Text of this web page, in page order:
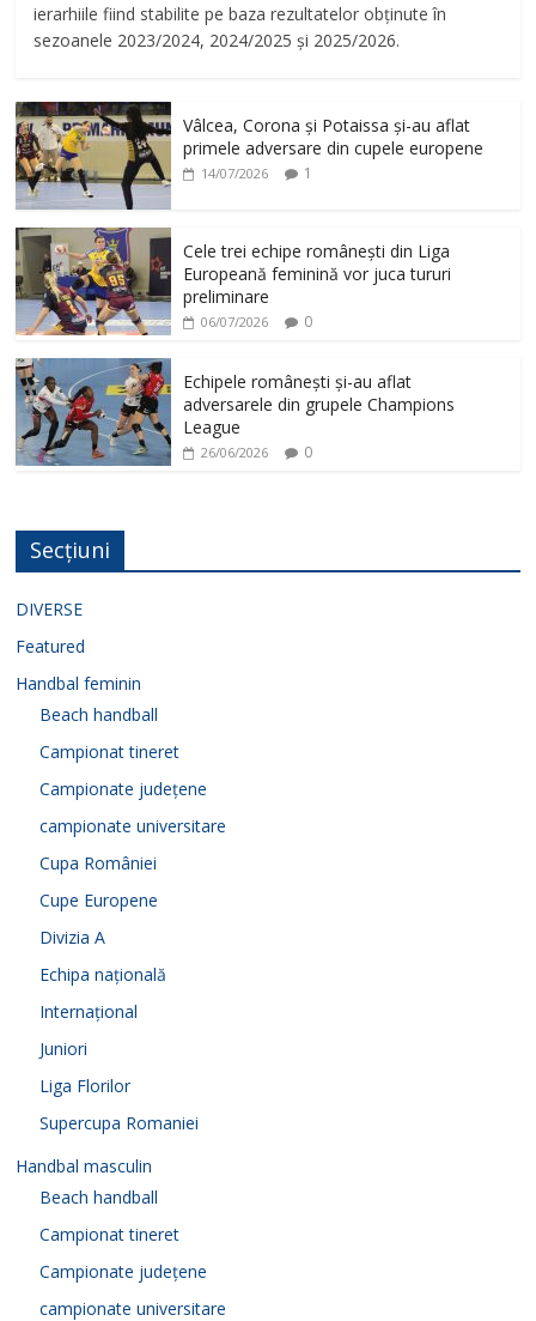
ierarhiile fiind stabilite pe baza rezultatelor obținute în
sezoanele 2023/2024, 2024/2025 și 2025/2026.
Vâlcea, Corona și Potaissa și-au aflat
primele adversare din cupele europene
14/07/2026 1
Cele trei echipe românești din Liga
Europeană feminină vor juca tururi
preliminare
06/07/2026 0
Echipele românești și-au aflat
adversarele din grupele Champions
League
26/06/2026 0
Secțiuni
DIVERSE
Featured
Handbal feminin
Beach handball
Campionat tineret
Campionate județene
campionate universitare
Cupa României
Cupe Europene
Divizia A
Echipa națională
Internațional
Juniori
Liga Florilor
Supercupa Romaniei
Handbal masculin
Beach handball
Campionat tineret
Campionate județene
campionate universitare